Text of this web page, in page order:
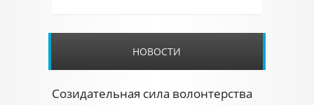
НОВОСТИ
Созидательная сила волонтерства